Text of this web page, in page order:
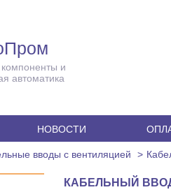
и
автоматика
НОВОСТИ
вводы с вентиляцией
КАБЕЛЬНЫЙ ВВОД